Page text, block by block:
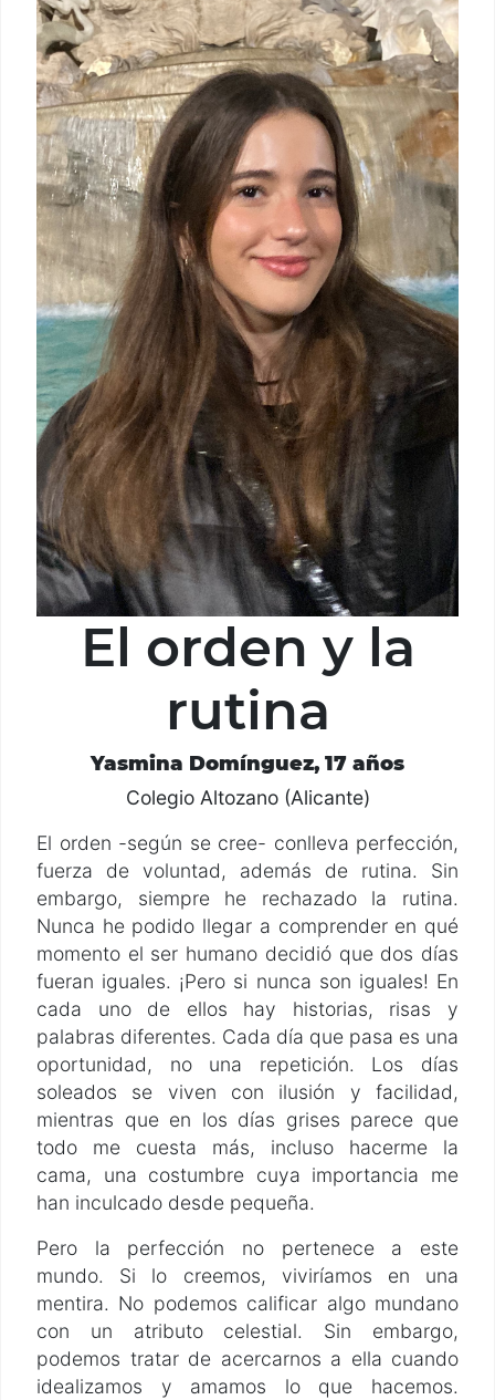
El orden y la
rutina
Yasmina Domínguez, 17 años
Colegio Altozano (Alicante)
El orden -según se cree- conlleva perfección,
fuerza de voluntad, además de rutina. Sin
embargo, siempre he rechazado la rutina.
Nunca he podido llegar a comprender en qué
momento el ser humano decidió que dos días
fueran iguales. ¡Pero si nunca son iguales! En
cada uno de ellos hay historias, risas y
palabras diferentes. Cada día que pasa es una
oportunidad, no una repetición. Los días
soleados se viven con ilusión y facilidad,
mientras que en los días grises parece que
todo me cuesta más, incluso hacerme la
cama, una costumbre cuya importancia me
han inculcado desde pequeña.
Pero la perfección no pertenece a este
mundo. Si lo creemos, viviríamos en una
mentira. No podemos calificar algo mundano
con un atributo celestial. Sin embargo,
podemos tratar de acercarnos a ella cuando
idealizamos y amamos lo que hacemos.